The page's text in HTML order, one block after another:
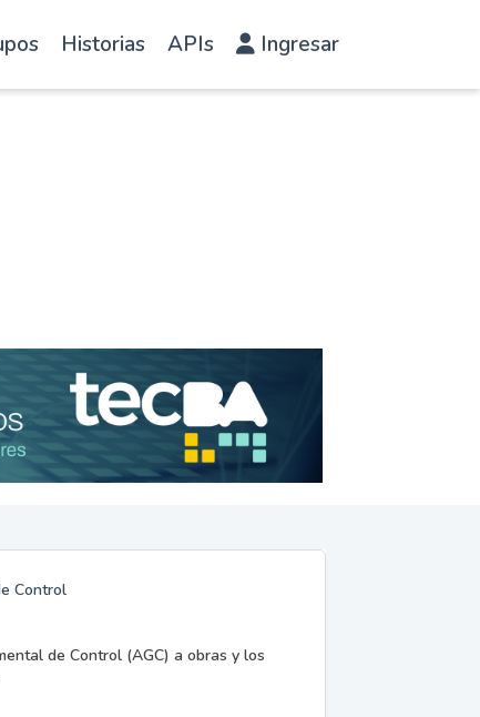
Historias APIs Ingresar
Control
de Control (AGC) a obras y los